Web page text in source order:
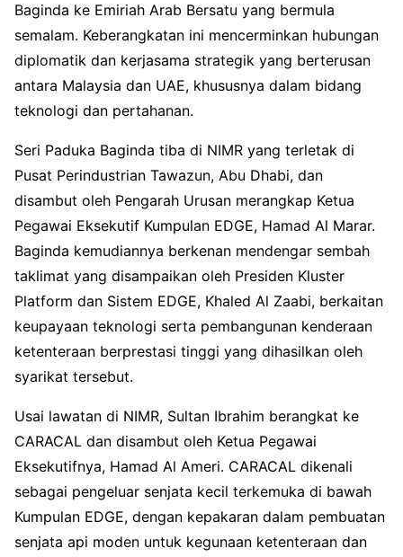
Baginda ke Emiriah Arab Bersatu yang bermula
semalam. Keberangkatan ini mencerminkan hubungan
diplomatik dan kerjasama strategik yang berterusan
antara Malaysia dan UAE, khususnya dalam bidang
teknologi dan pertahanan.
Seri Paduka Baginda tiba di NIMR yang terletak di
Pusat Perindustrian Tawazun, Abu Dhabi, dan
disambut oleh Pengarah Urusan merangkap Ketua
Pegawai Eksekutif Kumpulan EDGE, Hamad Al Marar.
Baginda kemudiannya berkenan mendengar sembah
taklimat yang disampaikan oleh Presiden Kluster
Platform dan Sistem EDGE, Khaled Al Zaabi, berkaitan
keupayaan teknologi serta pembangunan kenderaan
ketenteraan berprestasi tinggi yang dihasilkan oleh
syarikat tersebut.
Usai lawatan di NIMR, Sultan Ibrahim berangkat ke
CARACAL dan disambut oleh Ketua Pegawai
Eksekutifnya, Hamad Al Ameri. CARACAL dikenali
sebagai pengeluar senjata kecil terkemuka di bawah
Kumpulan EDGE, dengan kepakaran dalam pembuatan
senjata api moden untuk kegunaan ketenteraan dan